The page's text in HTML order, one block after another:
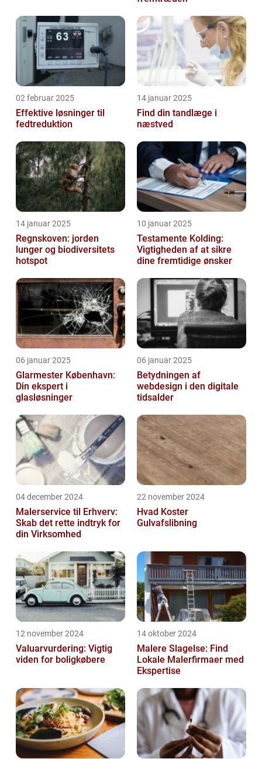
02 februar 2025
Effektive løsninger til
fedtreduktion
14 januar 2025
Find din tandlæge i
næstved
14 januar 2025
Regnskoven: jorden
lunger og biodiversitets
hotspot
10 januar 2025
Testamente Kolding:
Vigtigheden af at sikre
dine fremtidige ønsker
06 januar 2025
Glarmester København:
Din ekspert i
glasløsninger
06 januar 2025
Betydningen af
webdesign i den digitale
tidsalder
04 december 2024
Malerservice til Erhverv:
Skab det rette indtryk for
din Virksomhed
22 november 2024
Hvad Koster
Gulvafslibning
12 november 2024
Valuarvurdering: Vigtig
viden for boligkøbere
14 oktober 2024
Malere Slagelse: Find
Lokale Malerfirmaer med
Ekspertise